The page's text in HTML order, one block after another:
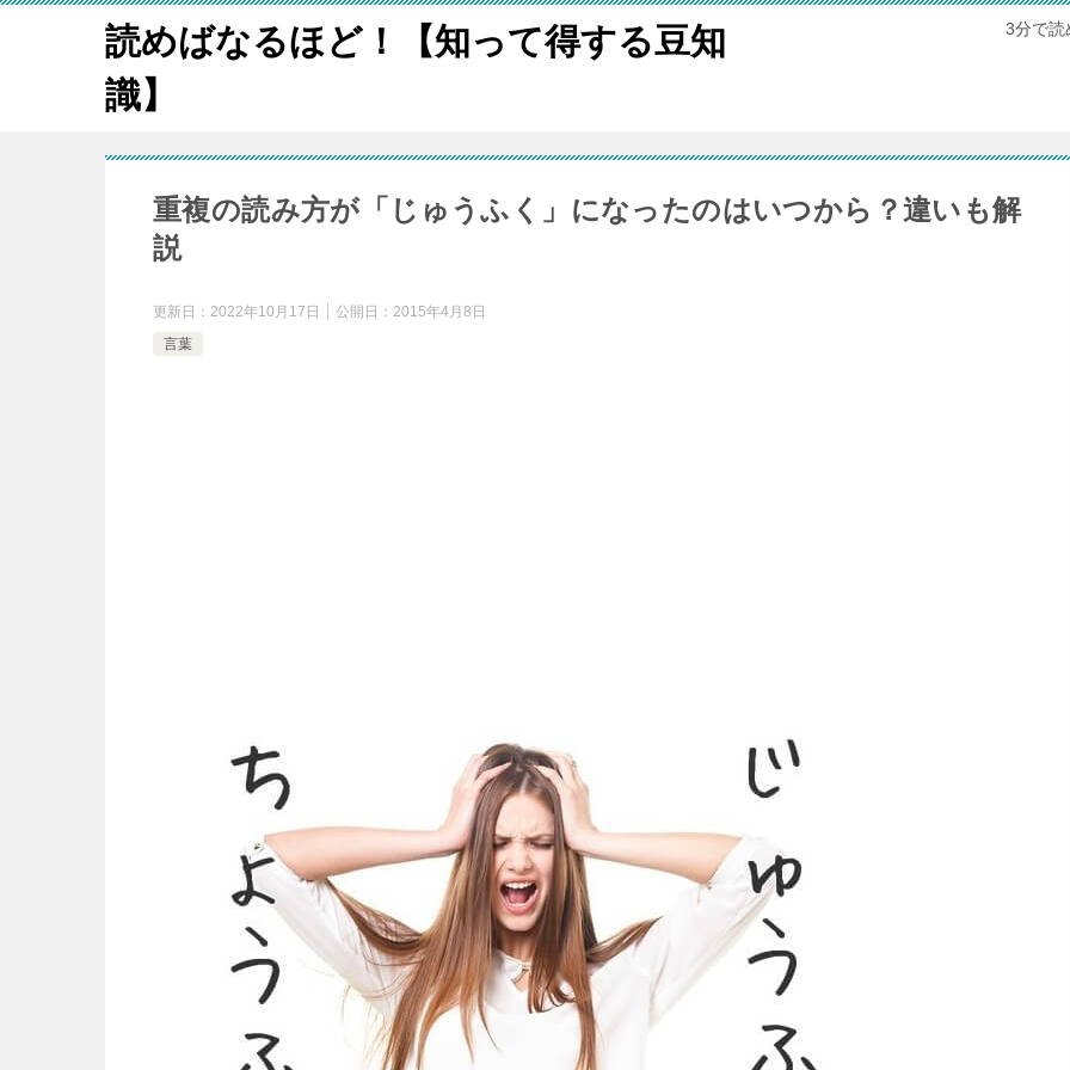
読めばなるほど！【知って得する豆知
識】
3分で読
重複の読み方が「じゅうふく」になったのはいつから？違いも解
説
更新日： 2022年10月17日 公開日： 2015年4月8日
言葉